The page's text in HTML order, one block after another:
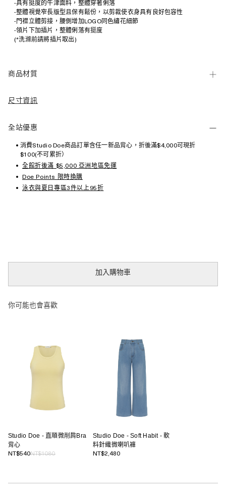
-具有挺度的牛津面料，整體穿著俐落
-整體視覺窄長版型且保有鬆份，以剪裁使衣身具有良好包容性
-門襟立體剪接，腰側增加LOGO同色繡花細節
-領片下加插片，整體俐落有挺度
(*洗滌前請將插片取出)
商品材質
尺寸資訊
全站優惠
消費Studio Doe商品訂單含任一新品背心，折後滿$4,000可現折
$100(不可累折）
全館折後滿 $5,000 亞洲地區免運
Doe Points 限時換購
泳衣與夏日專區3件以上95折
加入購物車
你可能也會喜歡
Studio Doe - 直順微削肩Bra
背心
NT$540NT$1080
Studio Doe - Soft Habit - 軟
料針織微喇叭褲
NT$2,480